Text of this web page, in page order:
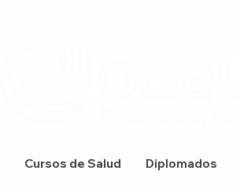
Cursos de Salud Diplomados